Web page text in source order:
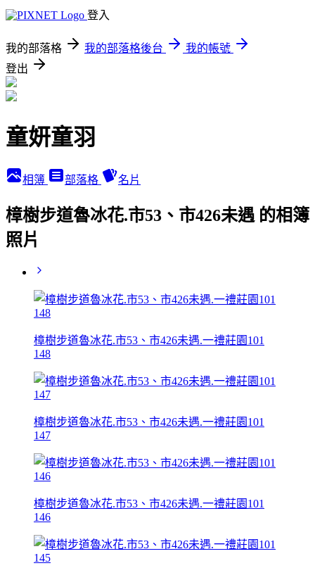
登入
我的部落格 我的部落格後台
我的帳號
登出
童妍童羽
相簿 部落格 名片
樟樹步道魯冰花.市53、市426未遇 的相簿
照片
樟樹步道魯冰花.市53、市426未遇.一禮莊園101
148
樟樹步道魯冰花.市53、市426未遇.一禮莊園101
147
樟樹步道魯冰花.市53、市426未遇.一禮莊園101
146